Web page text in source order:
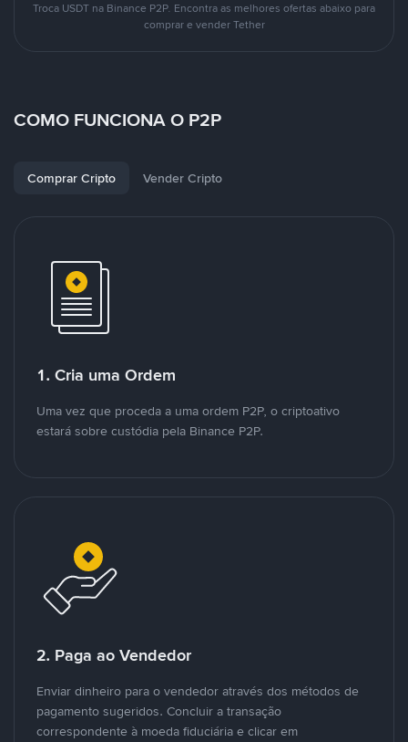
Troca USDT na Binance P2P. Encontra as melhores ofertas abaixo para
comprar e vender Tether
COMO FUNCIONA O P2P
Comprar Cripto Vender Cripto
1. Cria uma Ordem
Uma vez que proceda a uma ordem P2P, o criptoativo
estará sobre custódia pela Binance P2P.
2. Paga ao Vendedor
Enviar dinheiro para o vendedor através dos métodos de
pagamento sugeridos. Concluir a transação
correspondente à moeda fiduciária e clicar em